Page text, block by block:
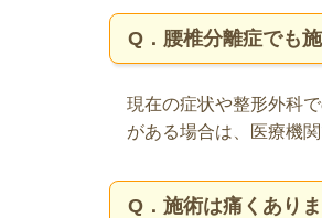
Q．腰椎分離症でも
現在の症状や整形外科
がある場合は、医療機
Q．施術は痛くあり